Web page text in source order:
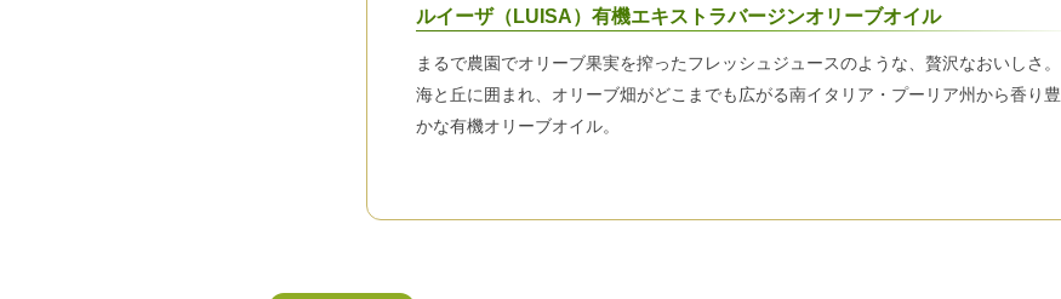
ルイーザ（LUISA）有機エキストラバージンオリーブオイル
まるで農園でオリーブ果実を搾ったフレッシュジュースのような、贅沢なおいしさ。
海と丘に囲まれ、オリーブ畑がどこまでも広がる南イタリア・プーリア州から香り豊
かな有機オリーブオイル。